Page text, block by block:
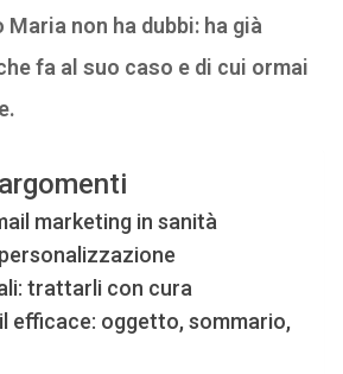
non ha dubbi: ha già
fa al suo caso e di cui ormai
marketing in sanità
trattarli con cura
efficace: oggetto, sommario,